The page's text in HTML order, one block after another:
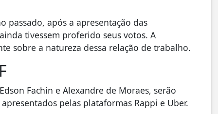
após a apresentação das
tivessem proferido seus votos. A
sobre a natureza dessa relação de trabalho.
Fachin e Alexandre de Moraes, serão
pelas plataformas Rappi e Uber.